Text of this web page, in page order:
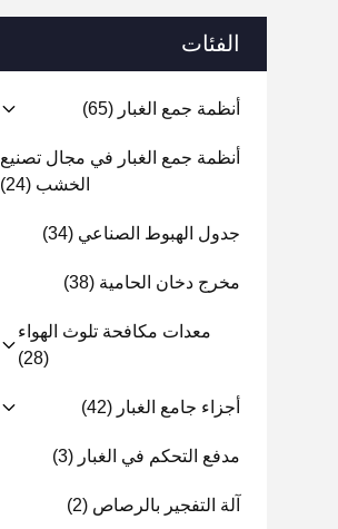
الفئات
أنظمة جمع الغبار (65)
أنظمة جمع الغبار في مجال تصنيع
الخشب (24)
جدول الهبوط الصناعي (34)
مخرج دخان الحامية (38)
معدات مكافحة تلوث الهواء
(28)
أجزاء جامع الغبار (42)
مدفع التحكم في الغبار (3)
آلة التفجير بالرصاص (2)